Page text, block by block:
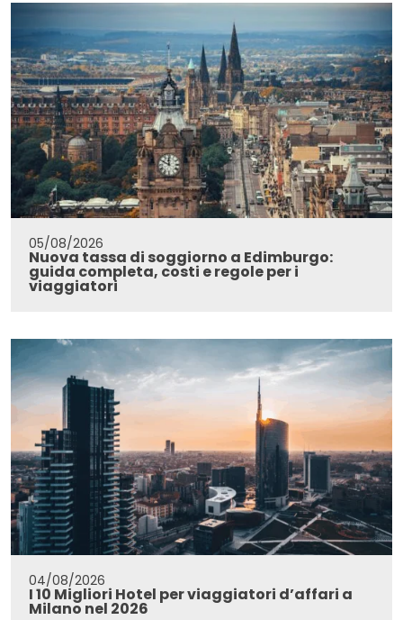
05/08/2026
Nuova tassa di soggiorno a Edimburgo:
guida completa, costi e regole per i
viaggiatori
04/08/2026
I 10 Migliori Hotel per viaggiatori d’affari a
Milano nel 2026